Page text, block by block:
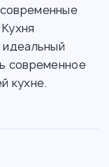
современное
кухне.